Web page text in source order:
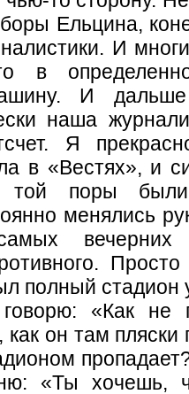
Ельцина,
И
в
И
наша
Я
в «Вестях», и
поры были
менялись
вечерних
полный стадион
«Как не
как он там
«Ты хочешь,